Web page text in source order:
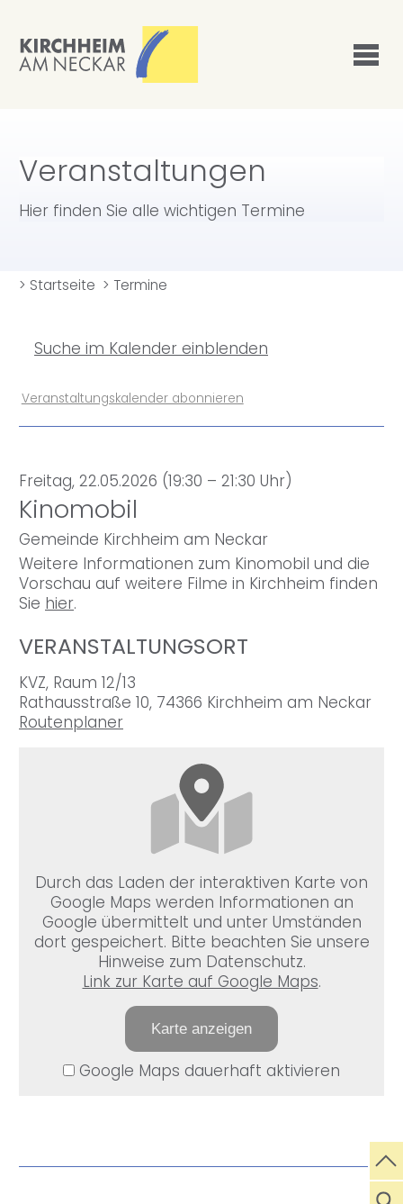
Veranstaltungen
Hier finden Sie alle wichtigen Termine
> Startseite > Termine
Suche im Kalender einblenden
Veranstaltungskalender abonnieren
Freitag, 22.05.2026 (19:30 – 21:30 Uhr)
Kinomobil
Gemeinde Kirchheim am Neckar
Weitere Informationen zum Kinomobil und die
Vorschau auf weitere Filme in Kirchheim finden
Sie hier.
VERANSTALTUNGSORT
KVZ, Raum 12/13
Rathausstraße 10, 74366 Kirchheim am Neckar
Routenplaner
Durch das Laden der interaktiven Karte von
Google Maps werden Informationen an
Google übermittelt und unter Umständen
dort gespeichert. Bitte beachten Sie unsere
Hinweise zum Datenschutz.
Link zur Karte auf Google Maps.
Karte anzeigen
Google Maps dauerhaft aktivieren